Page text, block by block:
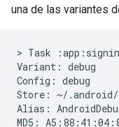
una de las variantes
> Task
Variant: debug
Config: debug
Store: ~/.android/
Alias:
MD5: